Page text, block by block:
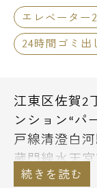
エレベーター
24時間ゴミ出
江東区佐賀2
ンション“パ
戸線清澄白
蔵門線水天
メトロ東西